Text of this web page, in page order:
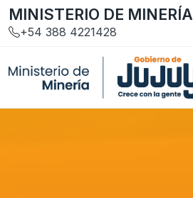
MINISTERIO DE MINERÍA
+54 388 4221428